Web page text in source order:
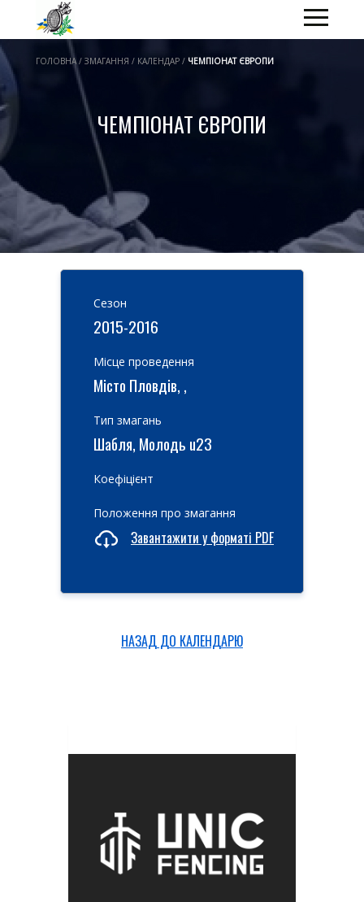
ГОЛОВНА / ЗМАГАННЯ / КАЛЕНДАР / ЧЕМПІОНАТ ЄВРОПИ
ЧЕМПІОНАТ ЄВРОПИ
Cезон
2015-2016
Місце проведення
Місто Пловдів, ,
Тип змагань
Шабля, Молодь u23
Коефіцієнт
Положення про змагання
Завантажити у форматі PDF
НАЗАД ДО КАЛЕНДАРЮ